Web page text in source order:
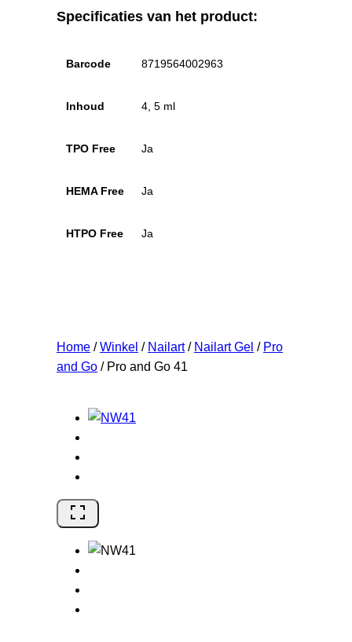
Specificaties van het product:
Barcode 8719564002963
Inhoud 4, 5 ml
TPO Free Ja
HEMA Free Ja
HTPO Free Ja
Home / Winkel / Nailart / Nailart Gel / Pro
and Go / Pro and Go 41